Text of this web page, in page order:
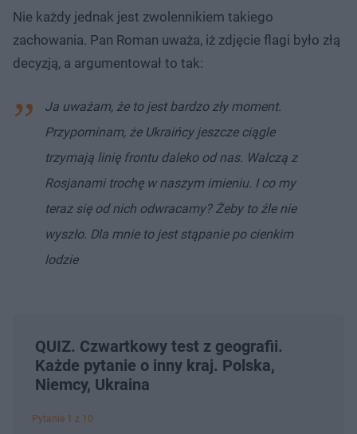
Nie każdy jednak jest zwolennikiem takiego
zachowania. Pan Roman uważa, iż zdjęcie flagi było złą
decyzją, a argumentował to tak:
Ja uważam, że to jest bardzo zły moment.
Przypominam, że Ukraińcy jeszcze ciągle
trzymają linię frontu daleko od nas. Walczą z
Rosjanami trochę w naszym imieniu. I co my
teraz się od nich odwracamy? Żeby to źle nie
wyszło. Dla mnie to jest stąpanie po cienkim
lodzie
QUIZ. Czwartkowy test z geografii.
Każde pytanie o inny kraj. Polska,
Niemcy, Ukraina
Pytanie 1 z 10